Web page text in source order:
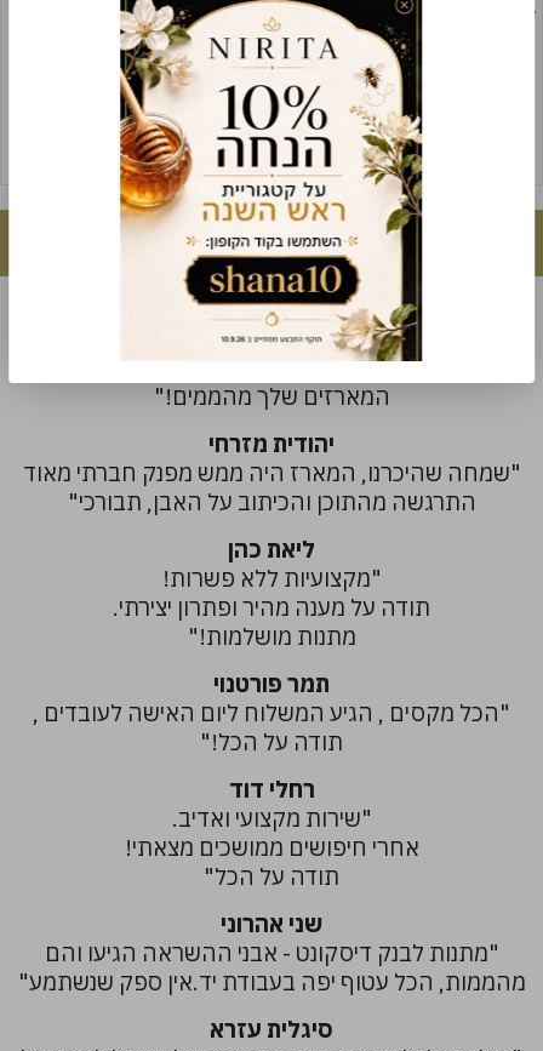
קונה אותו קבוע, מחזיק להמון זמן
בבוקר עם הפחם השחור, בערב עם הפילינג שיבולת,
רגוע וטוב לי לפנים.
ממליצה לכם 🤍🤍
לקוחות ממליצים
דנה הראל
"תודה על שירות מצויין,
הרווחתם אותי כלקוחה חוזרת בוודאות.
המארזים שלך מהממים!"
יהודית מזרחי
"שמחה שהיכרנו, המארז היה ממש מפנק חברתי מאוד
התרגשה מהתוכן והכיתוב על האבן, תבורכי"
ליאת כהן
"מקצועיות ללא פשרות!
תודה על מענה מהיר ופתרון יצירתי.
מתנות מושלמות!"
תמר פורטנוי
"הכל מקסים , הגיע המשלוח ליום האישה לעובדים ,
תודה על הכל!"
רחלי דוד
"שירות מקצועי ואדיב.
אחרי חיפושים ממושכים מצאתי!
תודה על הכל"
שני אהרוני
"מתנות לבנק דיסקונט - אבני ההשראה הגיעו והם
מהממות, הכל עטוף יפה בעבודת יד.אין ספק שנשתמע"
סיגלית עזרא